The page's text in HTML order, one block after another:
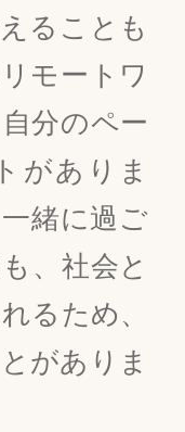
ることも
モートワ
分のペー
がありま
緒に過ご
、社会と
るため、
がありま